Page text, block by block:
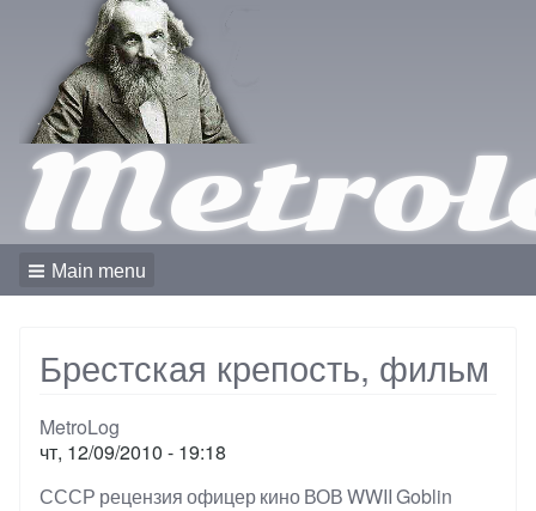
Main menu
Брестская крепость, фильм
MetroLog
чт, 12/09/2010 - 19:18
Тэги
СССР рецензияофицеркиноВОВWWIIGoblin